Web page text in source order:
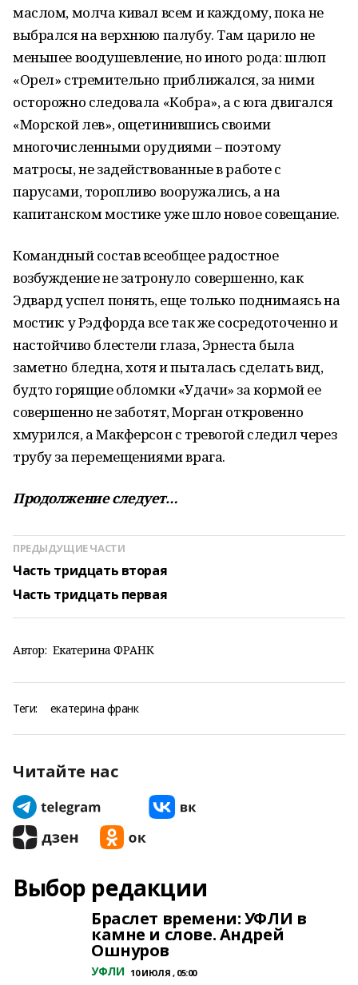
маслом, молча кивал всем и каждому, пока не
выбрался на верхнюю палубу. Там царило не
меньшее воодушевление, но иного рода: шлюп
«Орел» стремительно приближался, за ними
осторожно следовала «Кобра», а с юга двигался
«Морской лев», ощетинившись своими
многочисленными орудиями – поэтому
матросы, не задействованные в работе с
парусами, торопливо вооружались, а на
капитанском мостике уже шло новое совещание.
Командный состав всеобщее радостное
возбуждение не затронуло совершенно, как
Эдвард успел понять, еще только поднимаясь на
мостик: у Рэдфорда все так же сосредоточенно и
настойчиво блестели глаза, Эрнеста была
заметно бледна, хотя и пыталась сделать вид,
будто горящие обломки «Удачи» за кормой ее
совершенно не заботят, Морган откровенно
хмурился, а Макферсон с тревогой следил через
трубу за перемещениями врага.
Продолжение следует…
ПРЕДЫДУЩИЕ ЧАСТИ
Часть тридцать вторая
Часть тридцать первая
Автор: Екатерина ФРАНК
Теги: екатерина франк
Читайте нас
Выбор редакции
Браслет времени: УФЛИ в
камне и слове. Андрей
Ошнуров
УФЛИ 10 ИЮЛЯ , 05:00